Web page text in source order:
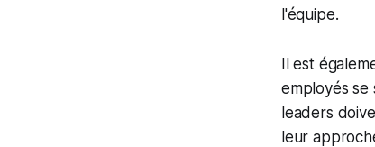
l'équipe.
Il est
employés se
leaders
leur